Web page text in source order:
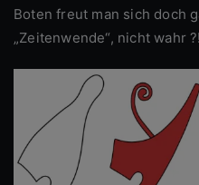
Boten freut man sich doch
„Zeitenwende“, nicht wahr ?!